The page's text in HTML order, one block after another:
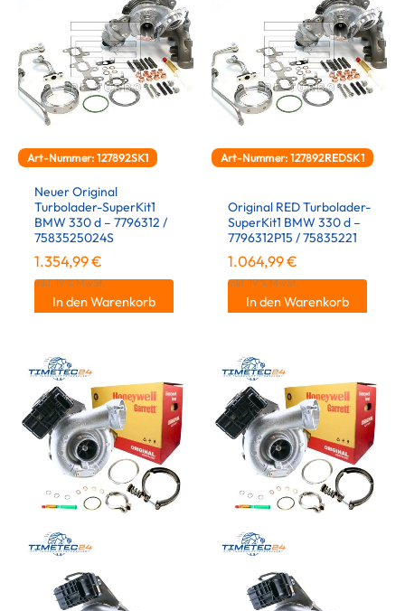
Art-Nummer: 127892SK1
Neuer Original
Turbolader-SuperKit1
BMW 330 d – 7796312 /
7583525024S
1.354,99€
inkl. 19 % MwSt.
In den Warenkorb
Art-Nummer: 127892REDSK1
Original RED Turbolader-
SuperKit1 BMW 330 d –
7796312P15 / 75835221
1.064,99€
inkl. 19 % MwSt.
In den Warenkorb